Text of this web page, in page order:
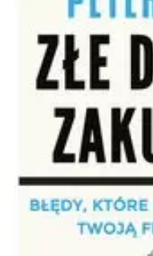
Oferty Zakupowe
zakupowePorady Zakupowe
Oferty Zakupowe